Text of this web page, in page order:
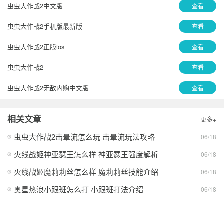
虫虫大作战2中文版 查看
虫虫大作战2手机版最新版 查看
虫虫大作战2正版ios 查看
虫虫大作战2 查看
虫虫大作战2无敌内购中文版 查看
相关文章 更多+
虫虫大作战2击晕流怎么玩 击晕流玩法攻略 06/18
火线战姬神亚瑟王怎么样 神亚瑟王强度解析 06/18
火线战姬魔莉莉丝怎么样 魔莉莉丝技能介绍 06/18
奥星热浪小跟班怎么打 小跟班打法介绍 06/18